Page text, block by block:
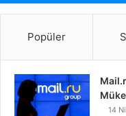
Popüler
14